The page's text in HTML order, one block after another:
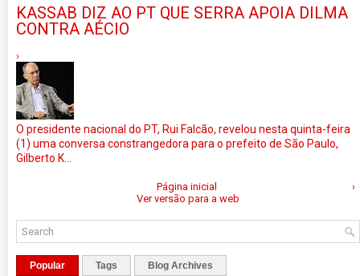
KASSAB DIZ AO PT QUE SERRA APOIA DILMA
CONTRA AÉCIO
›
O presidente nacional do PT, Rui Falcão, revelou nesta quinta-feira
(1) uma conversa constrangedora para o prefeito de São Paulo,
Gilberto K...
›
Página inicial
Ver versão para a web
Popular Tags Blog Archives